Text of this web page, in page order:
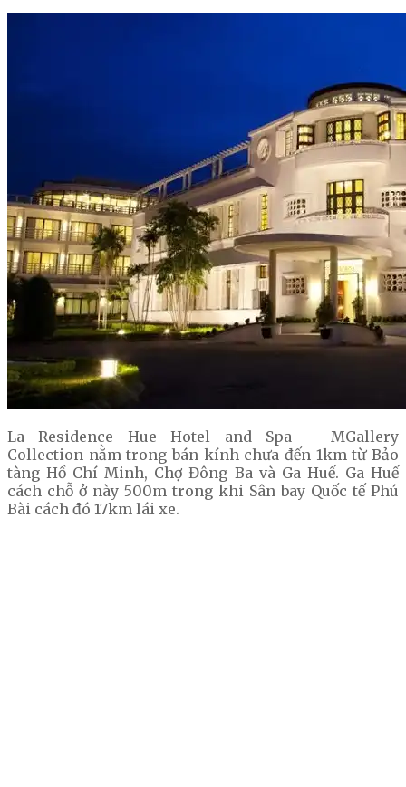
La Residence Hue Hotel and Spa – MGallery
Collection nằm trong bán kính chưa đến 1km từ Bảo
tàng Hồ Chí Minh, Chợ Đông Ba và Ga Huế. Ga Huế
cách chỗ ở này 500m trong khi Sân bay Quốc tế Phú
Bài cách đó 17km lái xe.